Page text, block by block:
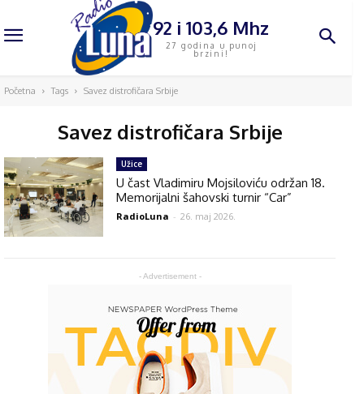
92 i 103,6 Mhz
27 godina u punoj
brzini!
Početna Tags Savez distrofičara Srbije
Savez distrofičara Srbije
- Advertisement -
Užice
U čast Vladimiru Mojsiloviću održan 18.
Memorijalni šahovski turnir “Car”
RadioLuna - 26. maj 2026.